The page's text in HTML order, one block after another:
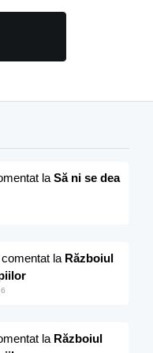
laSă ni se dea
la Războiul
la Războiul